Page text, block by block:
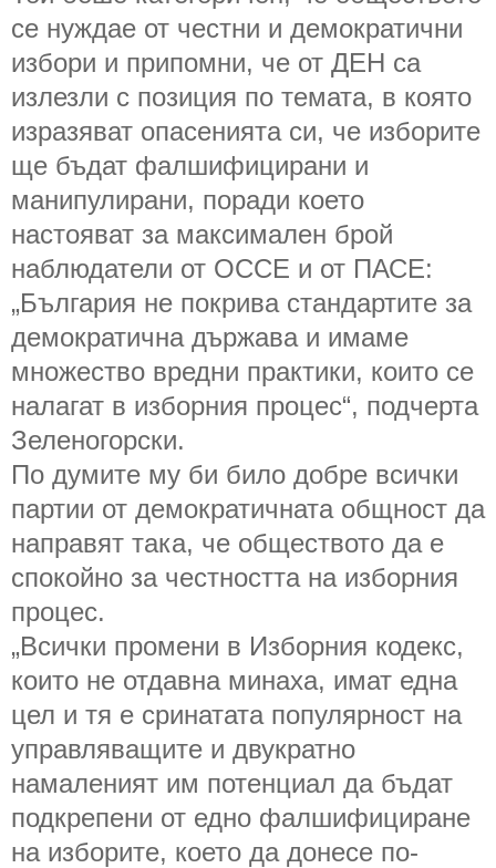
се нуждае от честни и демократични
избори и припомни, че от ДЕН са
излезли с позиция по темата, в която
изразяват опасенията си, че изборите
ще бъдат фалшифицирани и
манипулирани, поради което
настояват за максимален брой
наблюдатели от ОССЕ и от ПАСЕ:
„България не покрива стандартите за
демократична държава и имаме
множество вредни практики, които се
налагат в изборния процес“, подчерта
Зеленогорски.
По думите му би било добре всички
партии от демократичната общност да
направят така, че обществото да е
спокойно за честността на изборния
процес.
„Всички промени в Изборния кодекс,
които не отдавна минаха, имат една
цел и тя е сринатата популярност на
управляващите и двукратно
намаленият им потенциал да бъдат
подкрепени от едно фалшифициране
на изборите, което да донесе по-